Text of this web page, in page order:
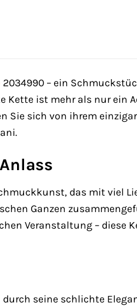
2034990 – ein
ist mehr als nur ein
Sie sich von ihrem
das mit viel
Ganzen
Veranstaltung – diese
seine schlichte